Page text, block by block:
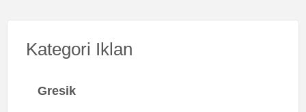
Kategori Iklan
Gresik